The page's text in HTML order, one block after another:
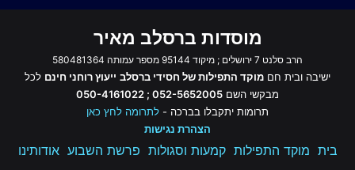
מוסדות ברסלב מאיר
הרב סלנט 7 ירושלים ; מיקוד 95144 מספר עמותה 580481364
ישיבה ובית חם מוקד התפילות של חסידי ברסלב ייעוץ רוחני חינם לכל
מבקשי השם 052-5652005 ; 050-4161022
תרומות יתקבלו בברכה - לתרומה לחץ כאן
הצהרת נגישות
בית מוקד התפילות קמעות וסגולות פרשת השבוע אודותינו